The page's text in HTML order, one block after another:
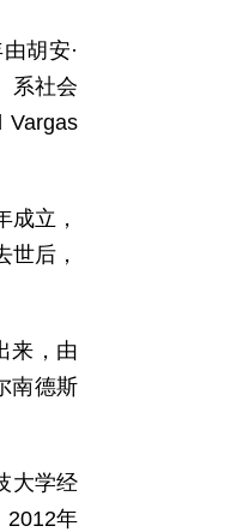
胡安·
系社会
成立，
世后，
来，由
南德斯
大学经
2012年